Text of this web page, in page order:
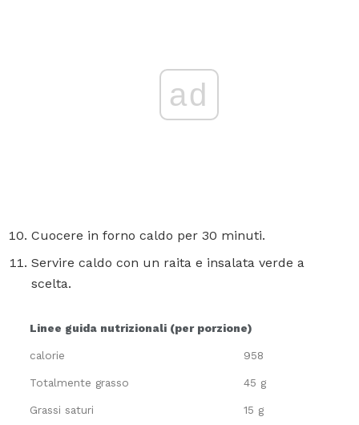
ad
Cuocere in forno caldo per 30 minuti.
Servire caldo con un raita e insalata verde a
scelta.
Linee guida nutrizionali (per porzione)
calorie 958
Totalmente grasso 45 g
Grassi saturi 15 g